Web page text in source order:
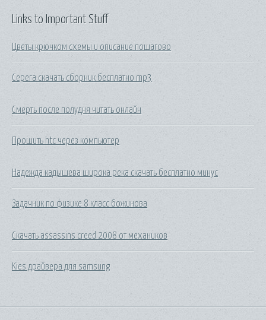
Links to Important Stuff
Цветы крючком схемы и описание пошагово
Серега скачать сборник бесплатно mp3
Смерть после полудня читать онлайн
Прошить htc через компьютер
Надежда кадышева широка река скачать бесплатно минус
Задачник по физике 8 класс божинова
Скачать assassins creed 2008 от механиков
Kies драйвера для samsung